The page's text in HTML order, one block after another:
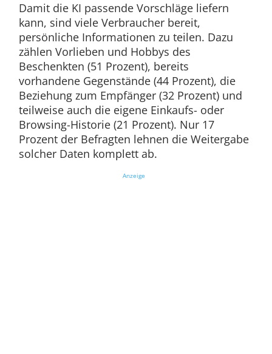
Damit die KI passende Vorschläge liefern
kann, sind viele Verbraucher bereit,
persönliche Informationen zu teilen. Dazu
zählen Vorlieben und Hobbys des
Beschenkten (51 Prozent), bereits
vorhandene Gegenstände (44 Prozent), die
Beziehung zum Empfänger (32 Prozent) und
teilweise auch die eigene Einkaufs- oder
Browsing-Historie (21 Prozent). Nur 17
Prozent der Befragten lehnen die Weitergabe
solcher Daten komplett ab.
Anzeige